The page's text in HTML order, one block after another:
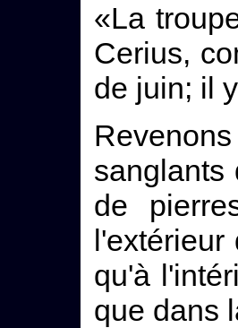
«La
Cerius,
de juin; il
sanglants
de
l'extérieur
qu'à
que dans